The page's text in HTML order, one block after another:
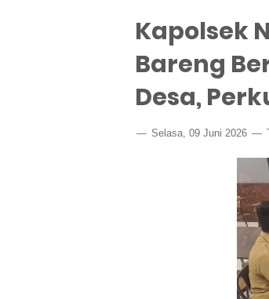
Kapolsek
Bareng
Desa,
Selasa, 09 Juni 2026